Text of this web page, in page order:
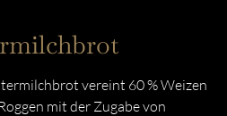
vereint 60 % Weizen
mit der Zugabe von